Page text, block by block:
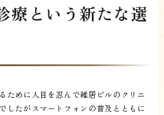
療という新たな選
ために人目を忍んで雑居ビルのクリニ
したがスマートフォンの普及とともに